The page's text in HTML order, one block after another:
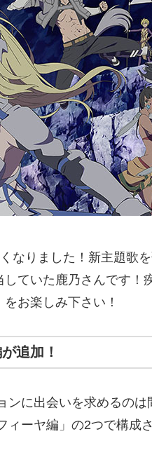
なりました！新主題歌
ていた鹿乃さんです！
お楽しみ下さい！
追加！
ンに出会いを求めるの
ーヤ編」の2つで構成さ